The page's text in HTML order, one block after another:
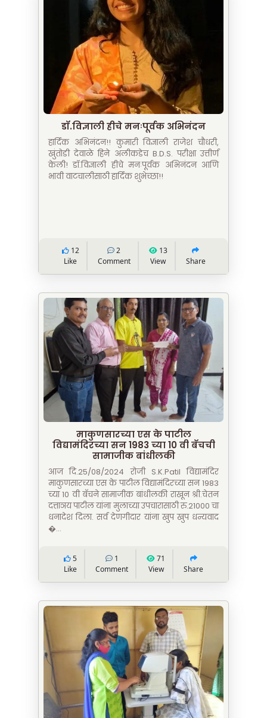
डॉ.विज्ञाली हीचे मनःपूर्वक अभिनंदन
हार्दिक अभिनंदन!! कुमारी विज्ञाली राजेश चौधरी,
खुंतोडी देवाळे हिने अलीकडेच B.D.S. परीक्षा उत्तीर्ण
केली! डॉ.विज्ञाली हीचे मनःपूर्वक अभिनंदन आणि
भावी वाटचालीसाठी हार्दिक शुभेच्छा!!
12
Like
2
Comment
13
View
Share
माकुणसारच्या एस के पाटील
विद्यामंदिरच्या सन 1983 च्या 10 वी बॅचची
सामाजीक बांधीलकी
आज दि.25/08/2024 रोजी S.K.Patil विद्यामंदिर
माकुणसारच्या एस के पाटील विद्यामंदिरच्या सन 1983
च्या 10 वी बॅचने सामाजीक बांधीलकी राखून श्री.चेतन
दत्ताञय पाटील यांना मुलाच्या उपचारासाठी रु.21000 चा
धनादेश दिला. सर्व देणगीदार यांना खुप खुप धन्यवाद
...
5
Like
1
Comment
71
View
Share